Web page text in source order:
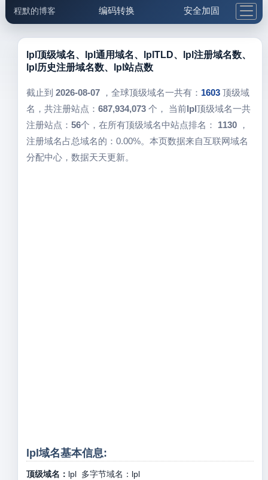
程默的博客 编码转换 安全加固
邮件工具 生活便民 更多工具
5.1支付宝大红包
lpl顶级域名、lpl通用域名、lplTLD、lpl注册域名数、
lpl历史注册域名数、lpl站点数
截止到 2026-08-07，全球顶级域名一共有： 1603 顶级域
名，共注册站点： 687,934,073 个， 当前lpl顶级域名一共
注册站点： 56个，在所有顶级域名中站点排名： 1130，
注册域名占总域名的：0.00%。本页数据来自互联网域名
分配中心，数据天天更新。
lpl域名基本信息:
顶级域名： lpl多字节域名： lpl